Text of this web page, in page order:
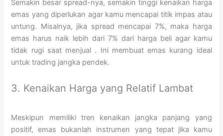
Semakin besar spread-nya, semakin tinggi kenaikan harga
emas yang diperlukan agar kamu mencapai titik impas atau
untung. Misalnya, jika spread mencapai 7%, maka harga
emas harus naik lebih dari 7% dari harga beli agar kamu
tidak rugi saat menjual . Ini membuat emas kurang ideal
untuk trading jangka pendek.
3. Kenaikan Harga yang Relatif Lambat
Meskipun memiliki tren kenaikan jangka panjang yang
positif, emas bukanlah instrumen yang tepat jika kamu